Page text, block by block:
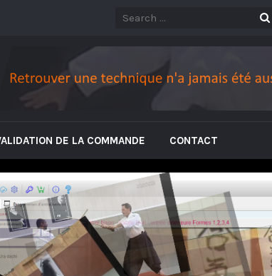
DE LA COMMANDE CONTACT